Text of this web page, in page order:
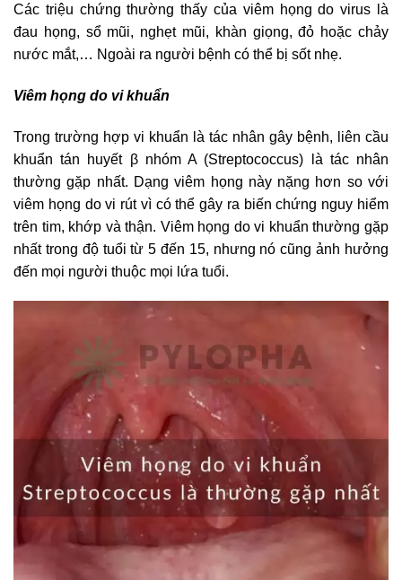
Các triệu chứng thường thấy của viêm họng do virus là
đau họng, sổ mũi, nghẹt mũi, khàn giọng, đỏ hoặc chảy
nước mắt,… Ngoài ra người bệnh có thể bị sốt nhẹ.
Viêm họng do vi khuẩn
Trong trường hợp vi khuẩn là tác nhân gây bệnh, liên cầu
khuẩn tán huyết β nhóm A (Streptococcus) là tác nhân
thường gặp nhất. Dạng viêm họng này nặng hơn so với
viêm họng do vi rút vì có thể gây ra biến chứng nguy hiểm
trên tim, khớp và thận. Viêm họng do vi khuẩn thường gặp
nhất trong độ tuổi từ 5 đến 15, nhưng nó cũng ảnh hưởng
đến mọi người thuộc mọi lứa tuổi.